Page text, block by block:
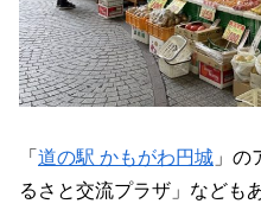
「 道の駅 かもがわ円城 」の
るさと交流プラザ」なども